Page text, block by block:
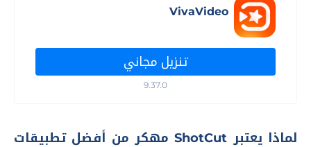
VivaVideo
تنزيل مجاني
9.37.0
لماذا يعتبر ShotCut مهكر من أفضل تطبيقات